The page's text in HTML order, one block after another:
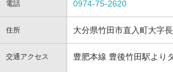
電話 0974-75-2620
住所 大分県竹田市直入町大字
交通アクセス 豊肥本線 豊後竹田駅より